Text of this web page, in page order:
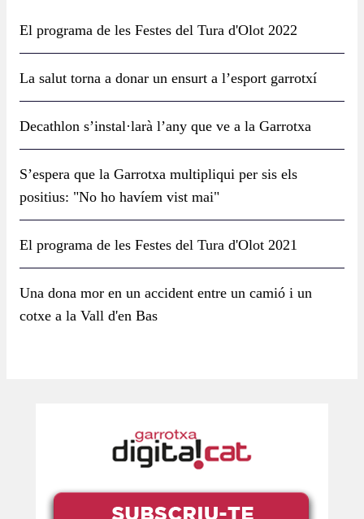
El programa de les Festes del Tura d'Olot 2022
La salut torna a donar un ensurt a l’esport garrotxí
Decathlon s’instal·larà l’any que ve a la Garrotxa
S’espera que la Garrotxa multipliqui per sis els
positius: "No ho havíem vist mai"
El programa de les Festes del Tura d'Olot 2021
Una dona mor en un accident entre un camió i un
cotxe a la Vall d'en Bas